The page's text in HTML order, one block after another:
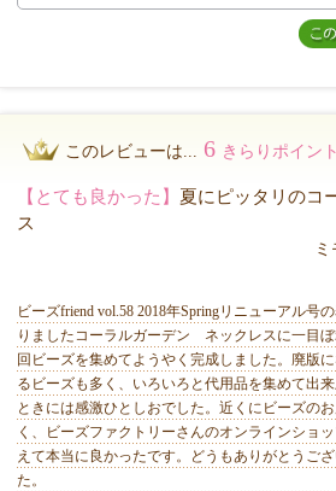
このレビューは... 6 きらりポイント
【とても良かった】 夏にピッタリのコ
ス
ビーズfriend vol.58 2018年Springリニューアル号
りましたコーラルガーデン ネックレスに一目
回ビーズを集めてようやく完成しました。廃版
るビーズも多く、いろいろと代用品を集めて出
ときには感激ひとしおでした。近くにビーズの
く、ビーズファクトリーさんのオンラインショ
えて本当に良かったです。どうもありがとうご
た。